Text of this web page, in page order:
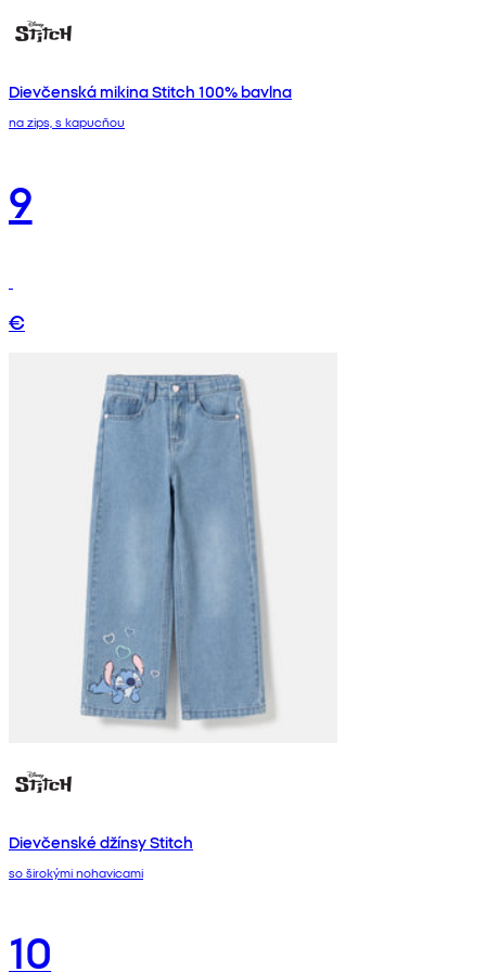
Dievčenská mikina Stitch 100% bavlna
na zips, s kapucňou
9
€
Dievčenské džínsy Stitch
so širokými nohavicami
10